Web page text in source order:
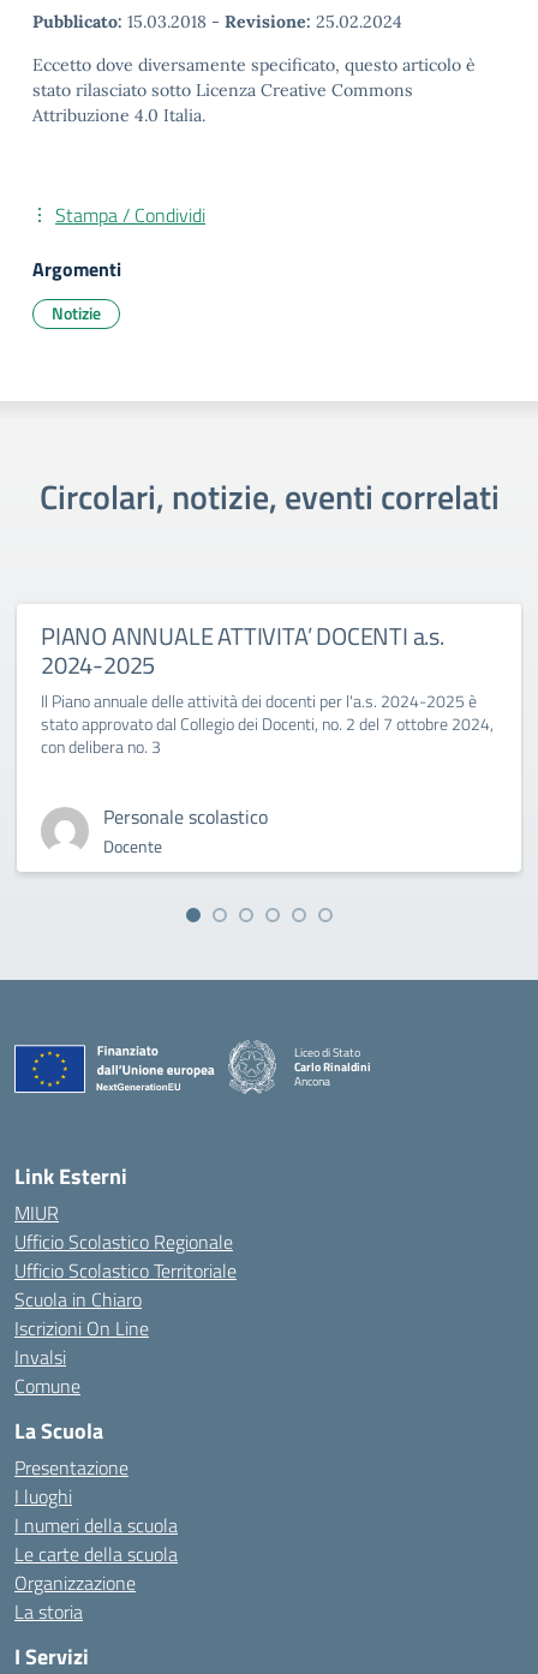
Pubblicato: 15.03.2018 - Revisione: 25.02.2024
Eccetto dove diversamente specificato, questo articolo è
stato rilasciato sotto Licenza Creative Commons
Attribuzione 4.0 Italia.
Stampa / Condividi
Argomenti
Notizie
Circolari, notizie, eventi correlati
PIANO ANNUALE ATTIVITA’ DOCENTI a.s.
2024-2025
Il Piano annuale delle attività dei docenti per l'a.s. 2024-2025 è
stato approvato dal Collegio dei Docenti, no. 2 del 7 ottobre 2024,
con delibera no. 3
Personale scolastico
Docente
Liceo di Stato
Carlo Rinaldini
Ancona
Link Esterni
MIUR
Ufficio Scolastico Regionale
Ufficio Scolastico Territoriale
Scuola in Chiaro
Iscrizioni On Line
Invalsi
Comune
La Scuola
Presentazione
I luoghi
I numeri della scuola
Le carte della scuola
Organizzazione
La storia
I Servizi